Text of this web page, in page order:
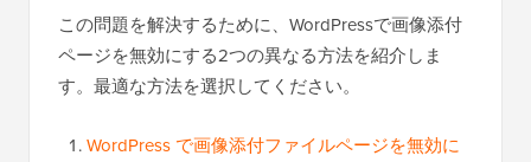
この問題を解決するために、WordPressで画像添付
ページを無効にする2つの異なる方法を紹介しま
す。最適な方法を選択してください。
WordPress で画像添付ファイルページを無効に